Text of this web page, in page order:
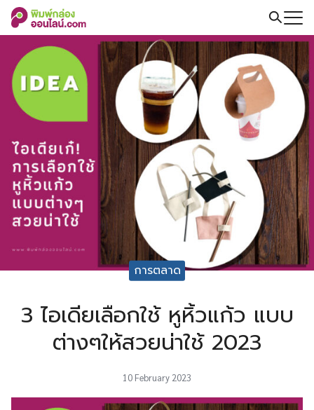
Skip
content
Search
for:
การตลาด
3 ไอเดียเลือกใช้ หูหิ้วแก้ว แบบ
ต่างๆให้สวยน่าใช้ 2023
10 February 2023